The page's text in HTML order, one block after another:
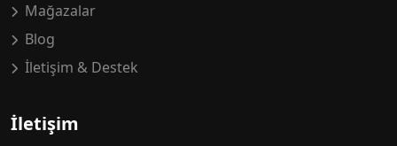
Mağazalar
Blog
İletişim & Destek
İletişim